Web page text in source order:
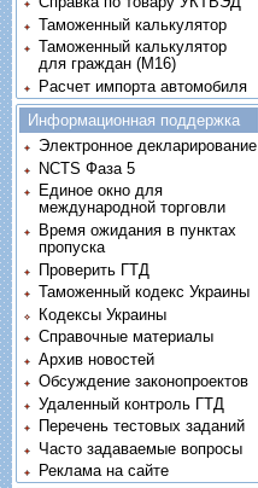
Таможенный калькулятор
Таможенный калькулятор
для граждан (M16)
Расчет импорта автомобиля
Информационная поддержка
Электронное декларирование
NCTS Фаза 5
Единое окно для
международной торговли
Время ожидания в пунктах
пропуска
Проверить ГТД
Таможенный кодекс Украины
Кодексы Украины
Справочные материалы
Архив новостей
Обсуждение законопроектов
Удаленный контроль ГТД
Перечень тестовых заданий
Часто задаваемые вопросы
Реклама на сайте